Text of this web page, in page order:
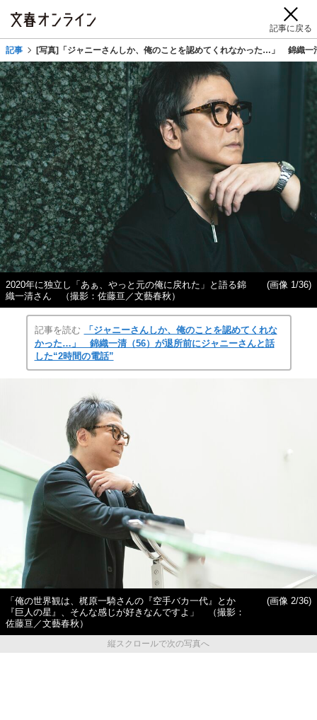
記事に戻る
記事 [写真]「ジャニーさんしか、俺のことを認めてくれなかった…」 錦織一
2020年に独立し「あぁ、やっと元の俺に戻れた」と語る錦
織一清さん （撮影：佐藤亘／文藝春秋）
(画像 1/36)
記事を読む
「ジャニーさんしか、俺のことを認めてくれな
かった…」 錦織一清（56）が退所前にジャニーさんと話
した“2時間の電話”
「俺の世界観は、梶原一騎さんの『空手バカ一代』とか
『巨人の星』、そんな感じが好きなんですよ」 （撮影：
佐藤亘／文藝春秋）
(画像 2/36)
縦スクロールで次の写真へ